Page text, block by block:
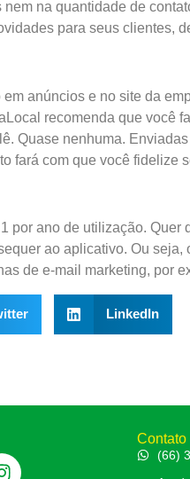
na quantidade de
para seus clientes,
anúncios e no site da
recomenda que você
Quase nenhuma.
fará com que você fidelize
por ano de utilização. Quer
ao aplicativo. Ou
de e-mail marketing, por
LinkedIn
Contato
(66)